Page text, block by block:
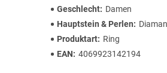
Geschlecht
Damen
Hauptstein & Perlen
Produktart
Ring
EAN
4069923142194